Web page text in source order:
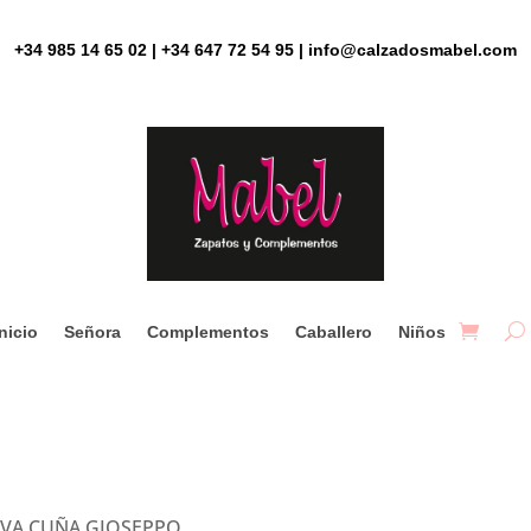
+34 985 14 65 02 | +34 647 72 54 95 | info@calzadosmabel.com
Señora Complementos Caballero Niños